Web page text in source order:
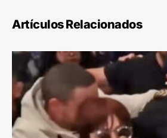
Artículos Relacionados